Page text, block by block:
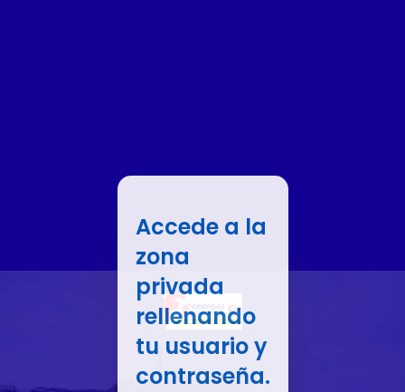
Accede a la
zona
privada
rellenando
tu usuario y
contraseña.